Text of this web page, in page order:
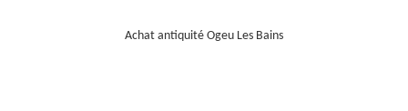
Achat antiquité Ogeu Les Bains